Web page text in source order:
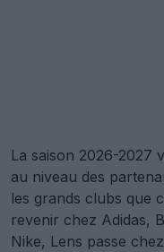
La saison 2026-2027
au niveau des
les grands clubs que
revenir chez Adidas,
Nike, Lens passe